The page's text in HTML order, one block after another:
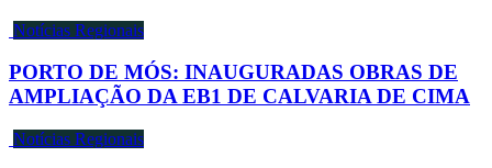
Notícias Regionais
PORTO DE MÓS: INAUGURADAS OBRAS DE
AMPLIAÇÃO DA EB1 DE CALVARIA DE CIMA
Notícias Regionais